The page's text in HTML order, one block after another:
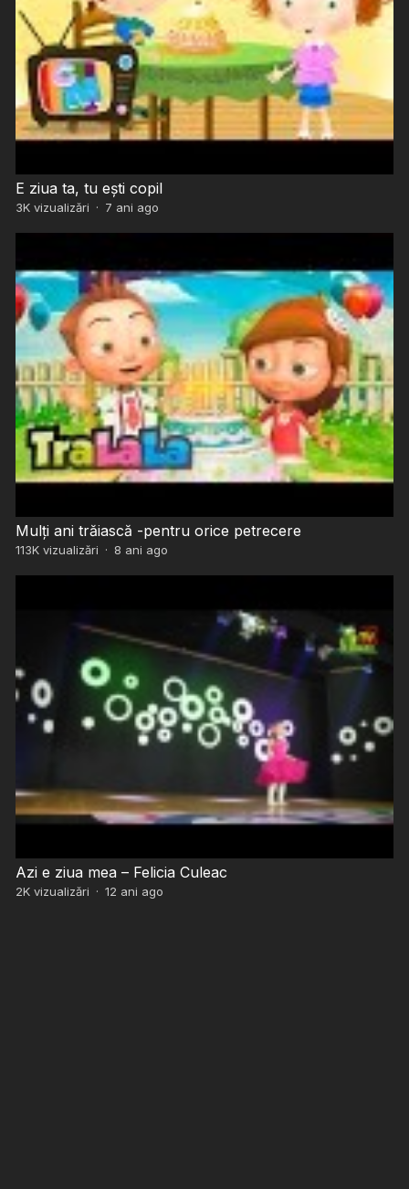
E ziua ta, tu ești copil
3Kvizualizări · 7 ani ago
Mulți ani trăiască -pentru orice petrecere
113Kvizualizări · 8 ani ago
Azi e ziua mea – Felicia Culeac
2Kvizualizări · 12 ani ago